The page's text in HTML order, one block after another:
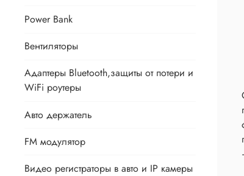
Power Bank
Вентиляторы
Адаптеры Bluetooth,защиты от потери и
WiFi роутеры
Авто держатель
FM модулятор
Видео регистраторы в авто и IP камеры